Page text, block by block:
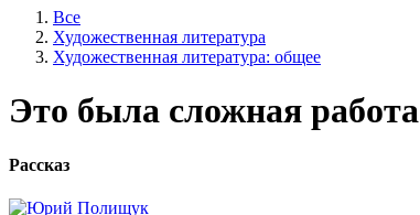
Все
Художественная литература
Художественная литература: общее
Это была сложная работа
Рассказ